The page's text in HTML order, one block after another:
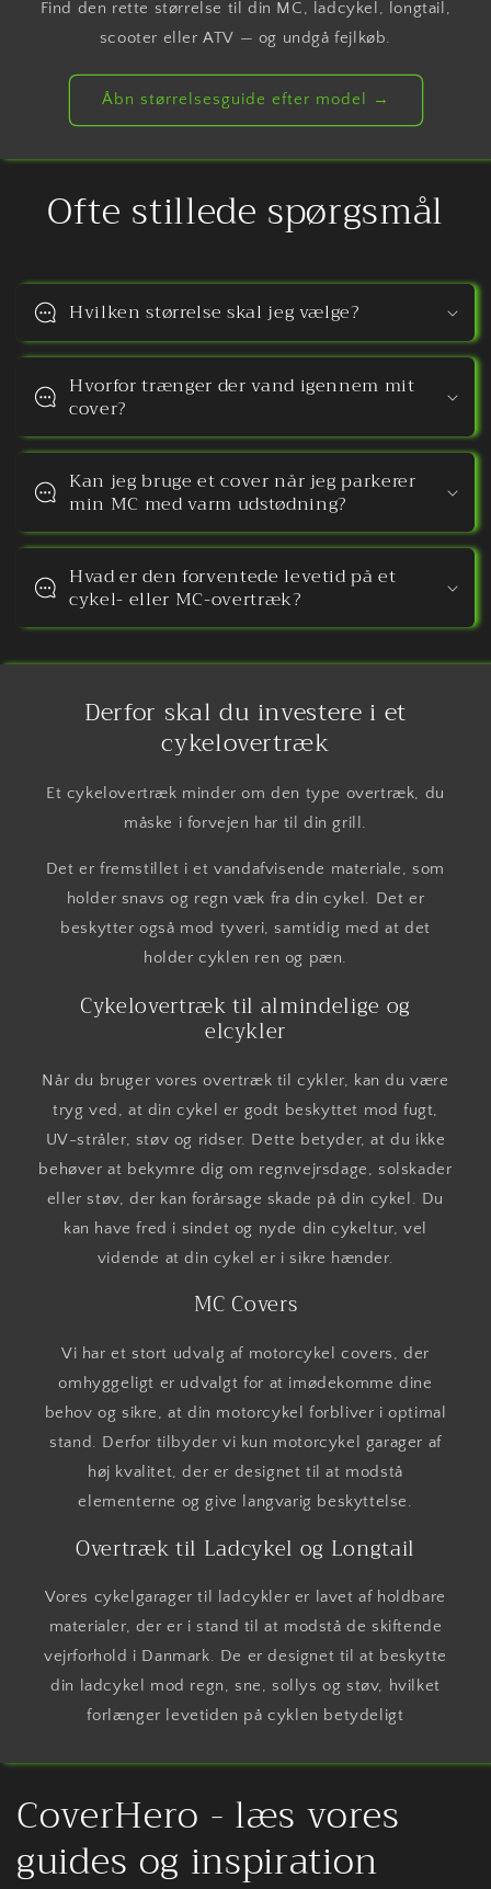
Find den rette størrelse til din MC, ladcykel, longtail,
scooter eller ATV — og undgå fejlkøb.
Åbn størrelsesguide efter model →
Ofte stillede spørgsmål
Hvilken størrelse skal jeg vælge?
Hvorfor trænger der vand igennem mit
cover?
Kan jeg bruge et cover når jeg parkerer
min MC med varm udstødning?
Hvad er den forventede levetid på et
cykel- eller MC-overtræk?
Derfor skal du investere i et
cykelovertræk
Et cykelovertræk minder om den type overtræk, du
måske i forvejen har til din grill.
Det er fremstillet i et vandafvisende materiale, som
holder snavs og regn væk fra din cykel. Det er
beskytter også mod tyveri, samtidig med at det
holder cyklen ren og pæn.
Cykelovertræk til almindelige og
elcykler
Når du bruger vores overtræk til cykler, kan du være
tryg ved, at din cykel er godt beskyttet mod fugt,
UV-stråler, støv og ridser. Dette betyder, at du ikke
behøver at bekymre dig om regnvejrsdage, solskader
eller støv, der kan forårsage skade på din cykel. Du
kan have fred i sindet og nyde din cykeltur, vel
vidende at din cykel er i sikre hænder.
MC Covers
Vi har et stort udvalg af motorcykel covers, der
omhyggeligt er udvalgt for at imødekomme dine
behov og sikre, at din motorcykel forbliver i optimal
stand. Derfor tilbyder vi kun motorcykel garager af
høj kvalitet, der er designet til at modstå
elementerne og give langvarig beskyttelse.
Overtræk til Ladcykel og Longtail
Vores cykelgarager til ladcykler er lavet af holdbare
materialer, der er i stand til at modstå de skiftende
vejrforhold i Danmark. De er designet til at beskytte
din ladcykel mod regn, sne, sollys og støv, hvilket
forlænger levetiden på cyklen betydeligt
CoverHero - læs vores
guides og inspiration